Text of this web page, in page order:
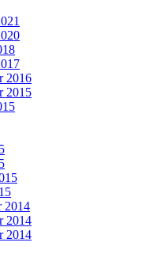
2016
2015
2014
2014
2014